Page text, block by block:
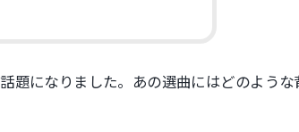
題になりました。
あの選曲にはどのような